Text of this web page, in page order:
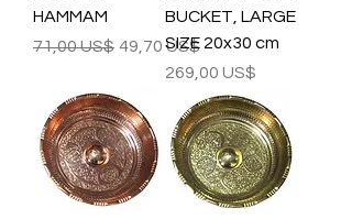
HAMMAM
Precio
71,00 US$ Precio de oferta
49,70 US$
BUCKET, LARGE
SIZE 20x30 cm
Precio
269,00 US$